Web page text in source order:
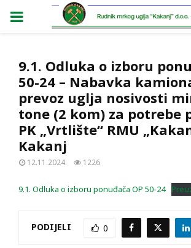
PRIMARY
9.1. Odluka o izboru
50-24 – Nabavka
prevoz uglja nosivosti
tone (2 kom) za potrebe
PK „Vrtlište“ RMU
Kakanj
12.11.2024. 1226
9.1. Odluka o izboru ponuđača OP 50-24
PODIJELI 0